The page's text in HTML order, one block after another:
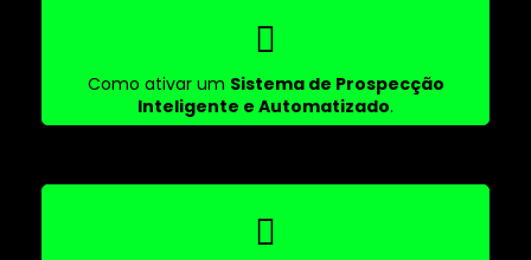
Como ativar um Sistema de Prospecção
Inteligente e Automatizado.